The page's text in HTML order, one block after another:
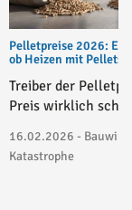
Pelletpreise 2026:
ob Heizen mit Pellets
Treiber der
Preis wirklich
16.02.2026 -
Katastrophe